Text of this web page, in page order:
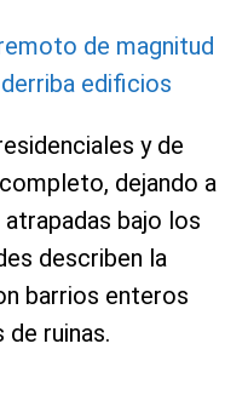
de magnitud
edificios
y de
dejando a
bajo los
describen la
barrios enteros
ruinas.